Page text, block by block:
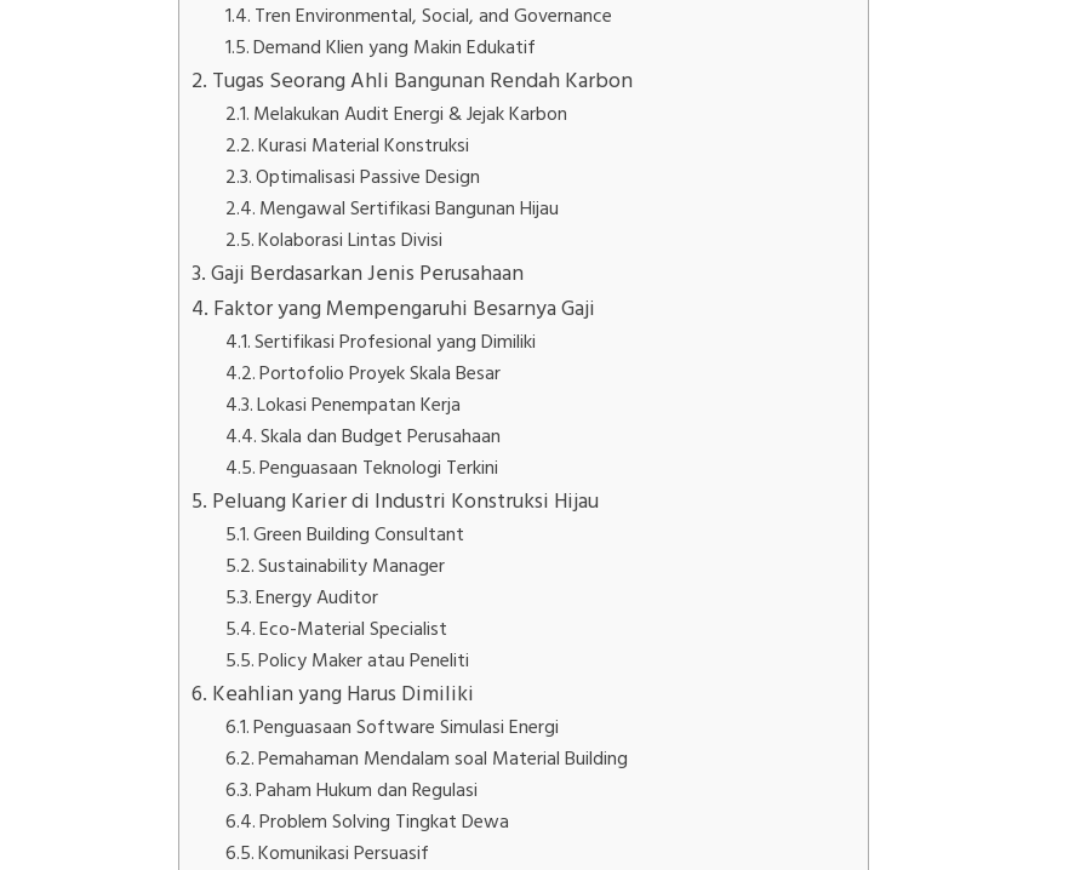
Tren Environmental, Social, and Governance
Demand Klien yang Makin Edukatif
Tugas Seorang Ahli Bangunan Rendah Karbon
Melakukan Audit Energi & Jejak Karbon
Kurasi Material Konstruksi
Optimalisasi Passive Design
Mengawal Sertifikasi Bangunan Hijau
Kolaborasi Lintas Divisi
Gaji Berdasarkan Jenis Perusahaan
Faktor yang Mempengaruhi Besarnya Gaji
Sertifikasi Profesional yang Dimiliki
Portofolio Proyek Skala Besar
Lokasi Penempatan Kerja
Skala dan Budget Perusahaan
Penguasaan Teknologi Terkini
Peluang Karier di Industri Konstruksi Hijau
Green Building Consultant
Sustainability Manager
Energy Auditor
Eco-Material Specialist
Policy Maker atau Peneliti
Keahlian yang Harus Dimiliki
Penguasaan Software Simulasi Energi
Pemahaman Mendalam soal Material Building
Paham Hukum dan Regulasi
Problem Solving Tingkat Dewa
Komunikasi Persuasif